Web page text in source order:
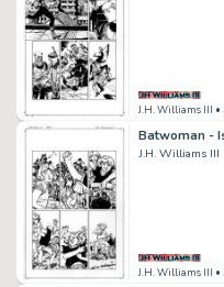
J.H. Williams III •
Batwoman -
J.H. Williams III
J.H. Williams III •